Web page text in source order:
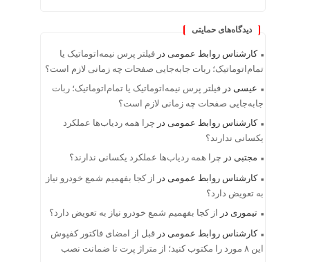
دیدگاه‌های حمایتی
کارشناس روابط عمومی در فیلتر پرس نیمه‌اتوماتیک یا
تمام‌اتوماتیک؛ ربات جابه‌جایی صفحات چه زمانی لازم است؟
عیسی در فیلتر پرس نیمه‌اتوماتیک یا تمام‌اتوماتیک؛ ربات
جابه‌جایی صفحات چه زمانی لازم است؟
کارشناس روابط عمومی در چرا همه ردیاب‌ها عملکرد
یکسانی ندارند؟
مجتبی در چرا همه ردیاب‌ها عملکرد یکسانی ندارند؟
کارشناس روابط عمومی در
از کجا بفهمیم شمع خودرو نیاز
به تعویض دارد؟
تیموری در
از کجا بفهمیم شمع خودرو نیاز به تعویض دارد؟
کارشناس روابط عمومی در قبل از امضای فاکتور کفپوش
این ۸ مورد را مکتوب کنید؛ از متراژ پرت تا ضمانت نصب